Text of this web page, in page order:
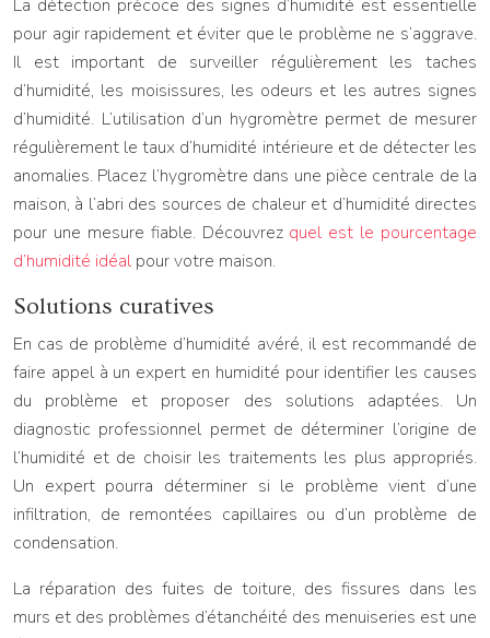
La détection précoce des signes d’humidité est essentielle
pour agir rapidement et éviter que le problème ne s’aggrave.
Il est important de surveiller régulièrement les taches
d’humidité, les moisissures, les odeurs et les autres signes
d’humidité. L’utilisation d’un hygromètre permet de mesurer
régulièrement le taux d’humidité intérieure et de détecter les
anomalies. Placez l’hygromètre dans une pièce centrale de la
maison, à l’abri des sources de chaleur et d’humidité directes
pour une mesure fiable. Découvrez quel est le pourcentage
d’humidité idéal pour votre maison.
Solutions curatives
En cas de problème d’humidité avéré, il est recommandé de
faire appel à un expert en humidité pour identifier les causes
du problème et proposer des solutions adaptées. Un
diagnostic professionnel permet de déterminer l’origine de
l’humidité et de choisir les traitements les plus appropriés.
Un expert pourra déterminer si le problème vient d’une
infiltration, de remontées capillaires ou d’un problème de
condensation.
La réparation des fuites de toiture, des fissures dans les
murs et des problèmes d’étanchéité des menuiseries est une